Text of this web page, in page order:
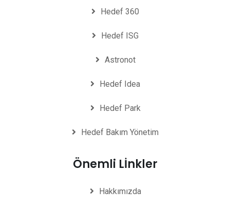
Hedef 360
Hedef ISG
Astronot
Hedef Idea
Hedef Park
Hedef Bakım Yönetim
Önemli Lİnkler
Hakkımızda